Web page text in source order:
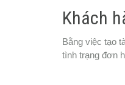
Khách
Bằng việc tạo
tình trạng đơn